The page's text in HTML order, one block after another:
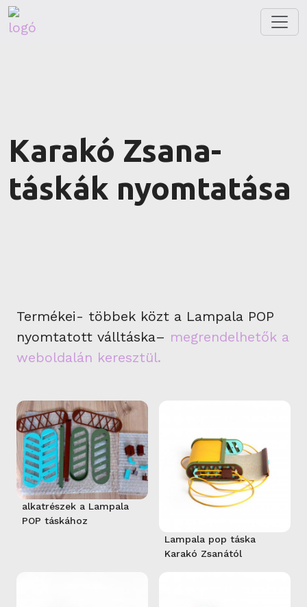
Karakó Zsana-
táskák nyomtatása
Termékei- többek közt a Lampala POP
nyomtatott válltáska– megrendelhetők a
weboldalán keresztül.
alkatrészek a Lampala
POP táskához
Lampala pop táska
Karakó Zsanától